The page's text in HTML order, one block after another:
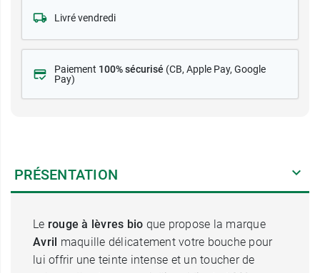
Livré vendredi
Paiement 100% sécurisé (CB, Apple Pay, Google
Pay)
PRÉSENTATION
Le rouge à lèvres bio que propose la marque
Avril maquille délicatement votre bouche pour
lui offrir une teinte intense et un toucher de